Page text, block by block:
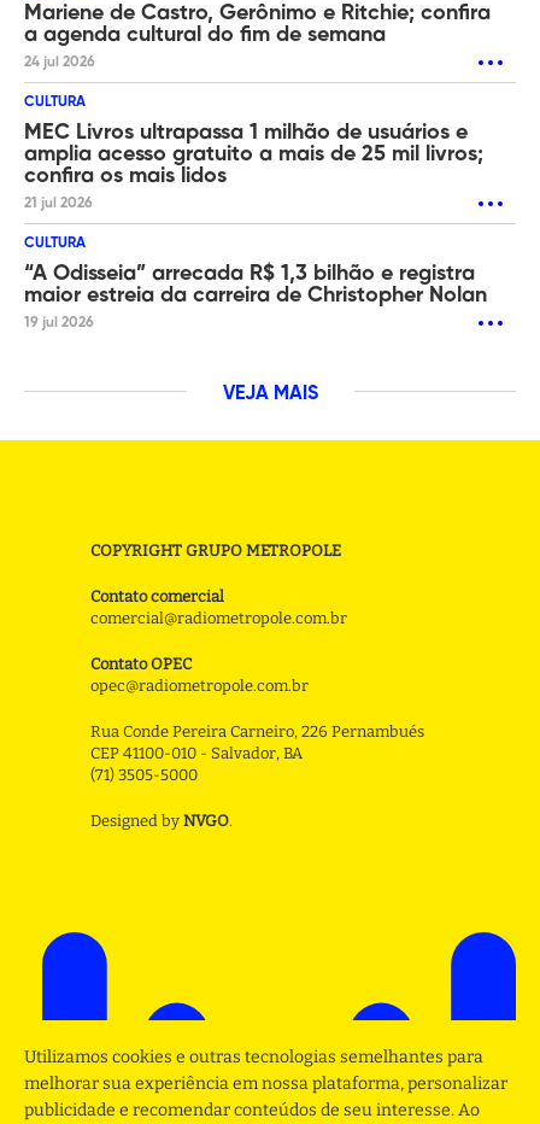
Mariene de Castro, Gerônimo e Ritchie; confira
a agenda cultural do fim de semana
24 jul 2026
CULTURA
MEC Livros ultrapassa 1 milhão de usuários e
amplia acesso gratuito a mais de 25 mil livros;
confira os mais lidos
21 jul 2026
CULTURA
“A Odisseia” arrecada R$ 1,3 bilhão e registra
maior estreia da carreira de Christopher Nolan
19 jul 2026
VEJA MAIS
COPYRIGHT GRUPO METROPOLE
Contato comercial
comercial@radiometropole.com.br
Contato OPEC
opec@radiometropole.com.br
Rua Conde Pereira Carneiro, 226 Pernambués
CEP 41100-010 - Salvador, BA
(71) 3505-5000
Designed by NVGO.
Utilizamos cookies e outras tecnologias semelhantes para
melhorar sua experiência em nossa plataforma, personalizar
publicidade e recomendar conteúdos de seu interesse. Ao